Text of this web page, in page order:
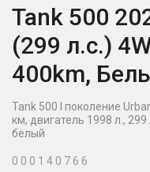
Tank 500
(299 л.с.)
400km,
Tank 500 I поколение
км, двигатель 1998 л.,
белый
0 0 0 1 4 0 7 6 6